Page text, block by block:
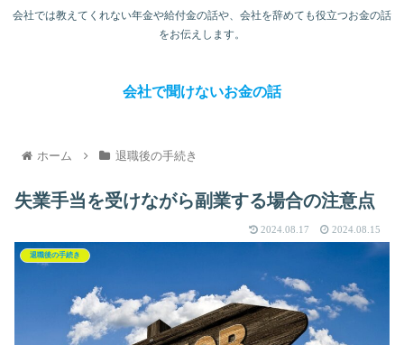
会社では教えてくれない年金や給付金の話や、会社を辞めても役立つお金の話
をお伝えします。
会社で聞けないお金の話
ホーム 退職後の手続き
失業手当を受けながら副業する場合の注意点
2024.08.17 2024.08.15
退職後の手続き